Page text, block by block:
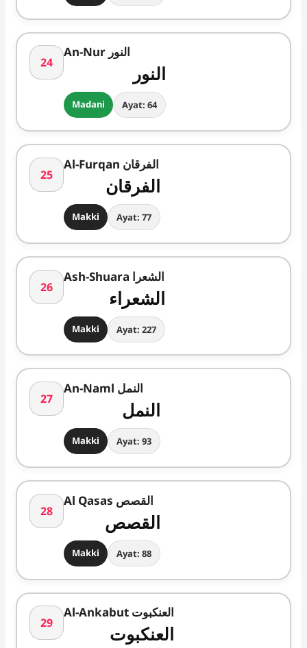
24
An-Nur النور
النور
Madani Ayat: 64
25
Al-Furqan الفرقان
الفرقان
Makki Ayat: 77
26
Ash-Shuara الشعرا
الشعراء
Makki Ayat: 227
27
An-Naml النمل
النمل
Makki Ayat: 93
28
Al Qasas القصص
القصص
Makki Ayat: 88
29
Al-Ankabut العنکبوت
العنکبوت